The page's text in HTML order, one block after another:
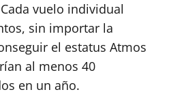
vuelo individual
sin importar la
el estatus Atmos
al menos 40
en un año.